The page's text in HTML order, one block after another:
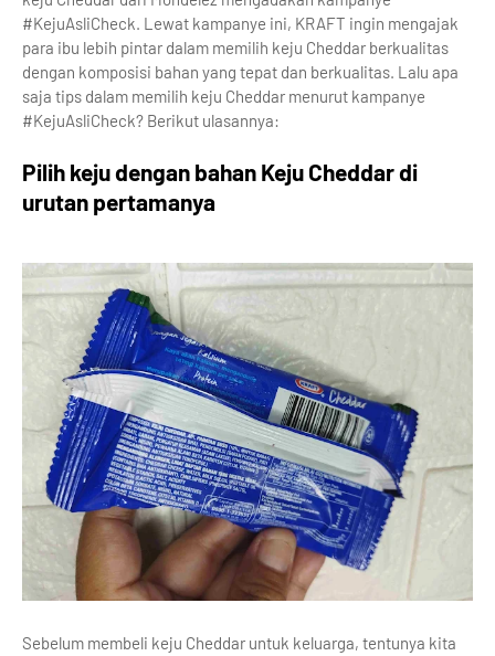
#KejuAsliCheck. Lewat kampanye ini, KRAFT ingin mengajak
para ibu lebih pintar dalam memilih keju Cheddar berkualitas
dengan komposisi bahan yang tepat dan berkualitas. Lalu apa
saja tips dalam memilih keju Cheddar menurut kampanye
#KejuAsliCheck? Berikut ulasannya:
Pilih keju dengan bahan Keju Cheddar di
urutan pertamanya
Sebelum membeli keju Cheddar untuk keluarga, tentunya kita